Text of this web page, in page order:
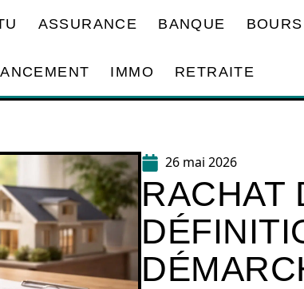
ASSURANCE BANQUE
IMMO RETRAITE
26 mai 2026
RACHAT